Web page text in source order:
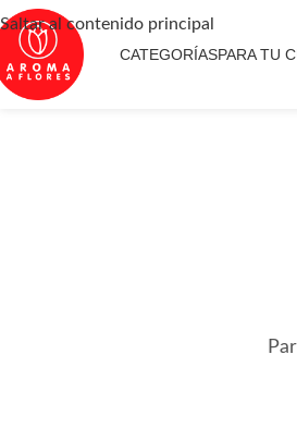
Saltar al contenido principal
CATEGORÍASPARA TU